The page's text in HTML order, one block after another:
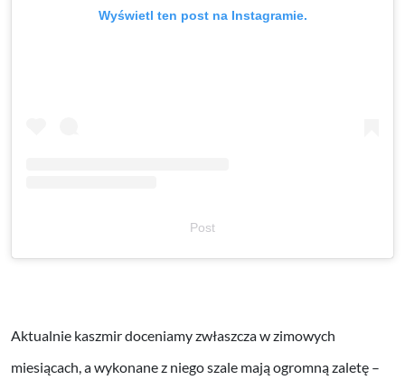
Wyświetl ten post na Instagramie.
Post
Aktualnie kaszmir doceniamy zwłaszcza w zimowych
miesiącach, a wykonane z niego szale mają ogromną zaletę –